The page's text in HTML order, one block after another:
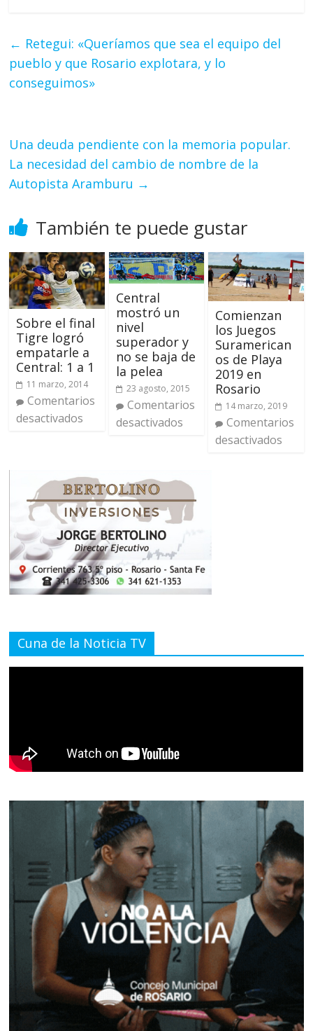
← Retegui: «Queríamos que sea el equipo del
pueblo y que Rosario explotara, y lo
conseguimos»
Una deuda pendiente con la memoria popular.
La necesidad del cambio de nombre de la
Autopista Aramburu →
También te puede gustar
Sobre el final
Tigre logró
empatarle a
Central: 1 a 1
11 marzo, 2014
Comentarios
desactivados
Central
mostró un
nivel
superador y
no se baja de
la pelea
23 agosto, 2015
Comentarios
desactivados
Comienzan
los Juegos
Suramerican
os de Playa
2019 en
Rosario
14 marzo, 2019
Comentarios
desactivados
Cuna de la Noticia TV